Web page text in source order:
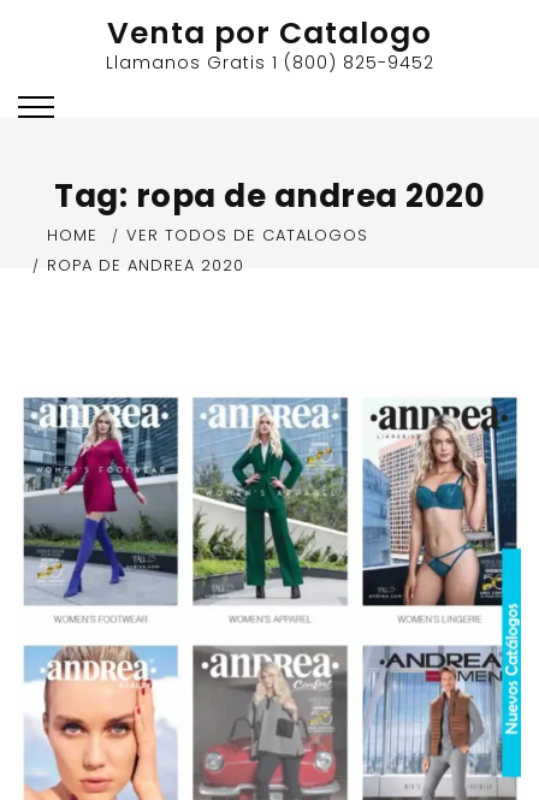
Venta por Catalogo
Llamanos Gratis 1 (800) 825-9452
Tag: ropa de andrea 2020
HOME
VER TODOS DE CATALOGOS
ROPA DE ANDREA 2020